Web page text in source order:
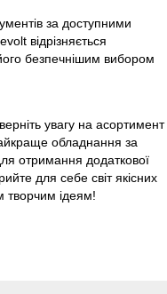
за доступними
відрізняється
безпечнішим вибором
увагу на асортимент
обладнання за
отримання додаткової
для себе світ якісних
творчим ідеям!